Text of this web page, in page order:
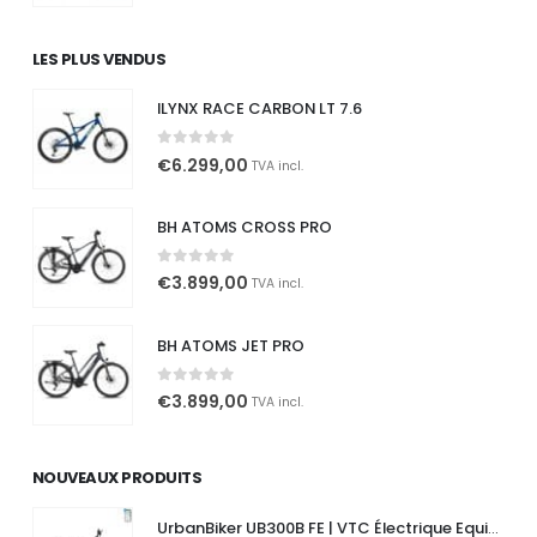
LES PLUS VENDUS
ILYNX RACE CARBON LT 7.6
out of 5
€6.299,00 TVA incl.
BH ATOMS CROSS PRO
0out of 5
€3.899,00 TVA incl.
BH ATOMS JET PRO
0out of 5
€3.899,00 TVA incl.
NOUVEAUX PRODUITS
UrbanBiker UB300B FE | VTC Électrique Equipement complet | Autonomie jusqu'à 140 km